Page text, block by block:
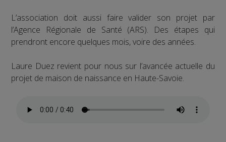
L’association doit aussi faire valider son projet par
l’Agence Régionale de Santé (ARS). Des étapes qui
prendront encore quelques mois, voire des années.
Laure Duez revient pour nous sur l’avancée actuelle du
projet de maison de naissance en Haute-Savoie.